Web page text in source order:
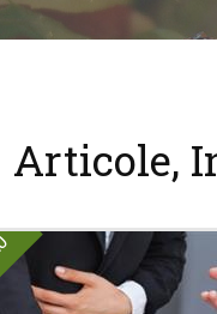
Articole,